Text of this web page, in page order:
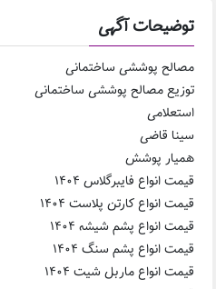
توضیحات آگهی
مصالح پوششی ساختمانی
توزیع مصالح پوششی ساختمانی
استعلامی
سینا قاضی
همیار پوشش
قیمت انواع فایبرگلاس ۱۴۰۴
قیمت انواع کارتن پلاست ۱۴۰۴
قیمت انواع پشم شیشه ۱۴۰۴
قیمت انواع پشم سنگ ۱۴۰۴
قیمت انواع ماربل شیت ۱۴۰۴